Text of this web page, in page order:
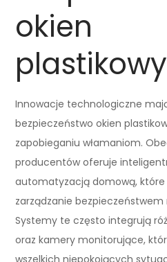
okien
Innowacje technologiczne
bezpieczeństwo okien
zapobieganiu włamaniom.
producentów oferuje
automatyzacją domową, które
zarządzanie bezpieczeństwem
Systemy te często integrują
oraz kamery monitorujące,
wszelkich niepokojących